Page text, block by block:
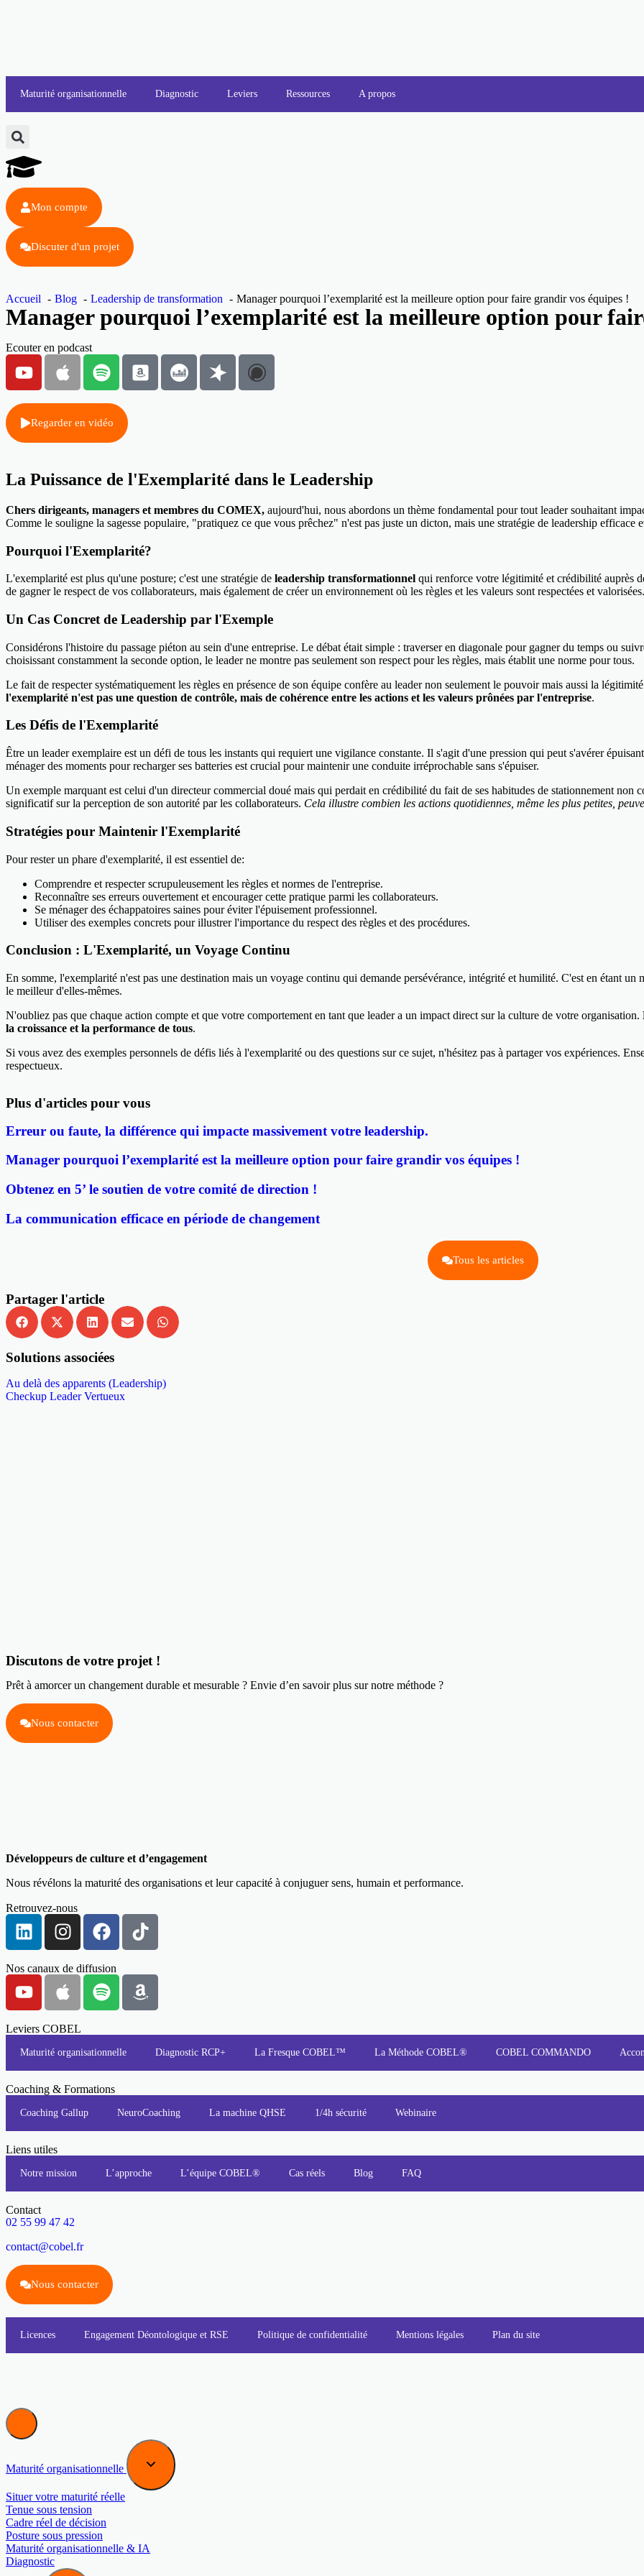
Maturité organisationnelle Diagnostic Leviers Ressources A propos
Mon compte
Discuter d'un projet
Accueil Blog Leadership de transformation Manager pourquoi l’exemplarité est la meilleure option pour faire grandir vos équipes !
Manager pourquoi l’exemplarité est la meilleure option pour
Ecouter en podcast
Regarder en vidéo
La Puissance de l'Exemplarité dans le Leadership
Chers dirigeants, managers et membres du COMEX, aujourd'hui, nous abordons un thème fondamental pour tout leader souhaitant
Comme le souligne la sagesse populaire, "pratiquez ce que vous prêchez" n'est pas juste un dicton, mais une stratégie de leadership efficace
Pourquoi l'Exemplarité?
L'exemplarité est plus qu'une posture; c'est une stratégie de leadership transformationnel qui renforce votre légitimité et crédibilité auprès
de gagner le respect de vos collaborateurs, mais également de créer un environnement où les règles et les valeurs sont respectées et valorisées.
Un Cas Concret de Leadership par l'Exemple
Considérons l'histoire du passage piéton au sein d'une entreprise. Le débat était simple : traverser en diagonale pour gagner du temps ou
choisissant constamment la seconde option, le leader ne montre pas seulement son respect pour les règles, mais établit une norme pour tous.
Le fait de respecter systématiquement les règles en présence de son équipe confère au leader non seulement le pouvoir mais aussi la
l'exemplarité n'est pas une question de contrôle, mais de cohérence entre les actions et les valeurs prônées par l'entreprise.
Les Défis de l'Exemplarité
Être un leader exemplaire est un défi de tous les instants qui requiert une vigilance constante. Il s'agit d'une pression qui peut s'avérer
ménager des moments pour recharger ses batteries est crucial pour maintenir une conduite irréprochable sans s'épuiser.
Un exemple marquant est celui d'un directeur commercial doué mais qui perdait en crédibilité du fait de ses habitudes de stationnement non
significatif sur la perception de son autorité par les collaborateurs. Cela illustre combien les actions quotidiennes, même les plus petites,
Stratégies pour Maintenir l'Exemplarité
Pour rester un phare d'exemplarité, il est essentiel de:
Comprendre et respecter scrupuleusement les règles et normes de l'entreprise.
Reconnaître ses erreurs ouvertement et encourager cette pratique parmi les collaborateurs.
Se ménager des échappatoires saines pour éviter l'épuisement professionnel.
Utiliser des exemples concrets pour illustrer l'importance du respect des règles et des procédures.
Conclusion : L'Exemplarité, un Voyage Continu
En somme, l'exemplarité n'est pas une destination mais un voyage continu qui demande persévérance, intégrité et humilité. C'est en étant
le meilleur d'elles-mêmes.
N'oubliez pas que chaque action compte et que votre comportement en tant que leader a un impact direct sur la culture de votre organisation.
la croissance et la performance de tous.
Si vous avez des exemples personnels de défis liés à l'exemplarité ou des questions sur ce sujet, n'hésitez pas à partager vos expériences.
respectueux.
Plus d'articles pour vous
Erreur ou faute, la différence qui impacte massivement votre leadership.
Manager pourquoi l’exemplarité est la meilleure option pour faire grandir vos équipes !
Obtenez en 5’ le soutien de votre comité de direction !
La communication efficace en période de changement
Tous les articles
Partager l'article
Solutions associées
Au delà des apparents (Leadership)
Checkup Leader Vertueux
Discutons de votre projet !
Prêt à amorcer un changement durable et mesurable ? Envie d’en savoir plus sur notre méthode ?
Nous contacter
Développeurs de culture et d’engagement
Nous révélons la maturité des organisations et leur capacité à conjuguer sens, humain et performance.
Retrouvez-nous
Nos canaux de diffusion
Leviers COBEL
Maturité organisationnelle Diagnostic RCP+ La Fresque COBEL™ La Méthode COBEL® COBEL COMMANDO
Coaching & Formations
Coaching Gallup NeuroCoaching La machine QHSE 1/4h sécurité Webinaire
Liens utiles
Notre mission L’approche L’équipe COBEL® Cas réels Blog FAQ
Contact
02 55 99 47 42
contact@cobel.fr
Nous contacter
Licences Engagement Déontologique et RSE Politique de confidentialité Mentions légales Plan du site
Maturité organisationnelle
Situer votre maturité réelle
Tenue sous tension
Cadre réel de décision
Posture sous pression
Maturité organisationnelle & IA
Diagnostic